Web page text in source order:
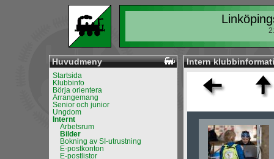
Huvudmeny
Startsida
Klubbinfo
Börja orientera
Arrangemang
Senior och junior
Ungdom
Internt
Arbetsrum
Bilder
Bokning av SI-utrustning
E-postkonton
E-postlistor
Intern